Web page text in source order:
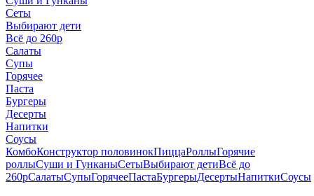
Сеты
Выбирают дети
Всё до 260р
Салаты
Супы
Горячее
Паста
Бургеры
Десерты
Напитки
Соусы
КомбоКонструктор половинокПиццаРоллыГорячие
роллыСуши и ГунканыСетыВыбирают детиВсё до
260рСалатыСупыГорячееПастаБургерыДесертыНапиткиСоусы